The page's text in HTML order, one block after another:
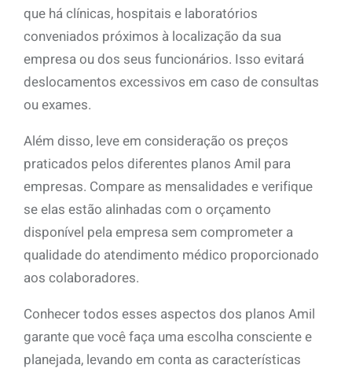
que há clínicas, hospitais e laboratórios
conveniados próximos à localização da sua
empresa ou dos seus funcionários. Isso evitará
deslocamentos excessivos em caso de consultas
ou exames.
Além disso, leve em consideração os preços
praticados pelos diferentes planos Amil para
empresas. Compare as mensalidades e verifique
se elas estão alinhadas com o orçamento
disponível pela empresa sem comprometer a
qualidade do atendimento médico proporcionado
aos colaboradores.
Conhecer todos esses aspectos dos planos Amil
garante que você faça uma escolha consciente e
planejada, levando em conta as características